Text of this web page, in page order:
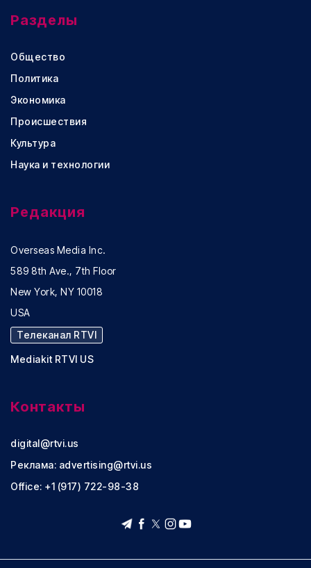
Разделы
Общество
Политика
Экономика
Происшествия
Культура
Наука и технологии
Редакция
Overseas Media Inc.
589 8th Ave., 7th Floor
New York, NY 10018
USA
Телеканал RTVI
Mediakit RTVI US
Контакты
digital@rtvi.us
Реклама: advertising@rtvi.us
Office: +1 (917) 722-98-38